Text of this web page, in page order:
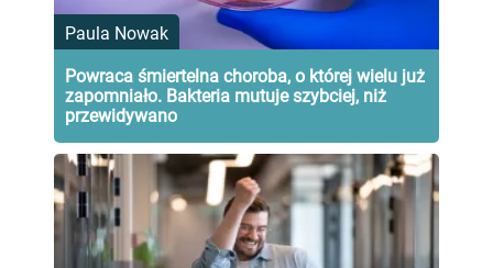
Paula Nowak
Powraca śmiertelna choroba, o której wielu już
zapomniało. Bakteria mutuje szybciej, niż
przewidywano